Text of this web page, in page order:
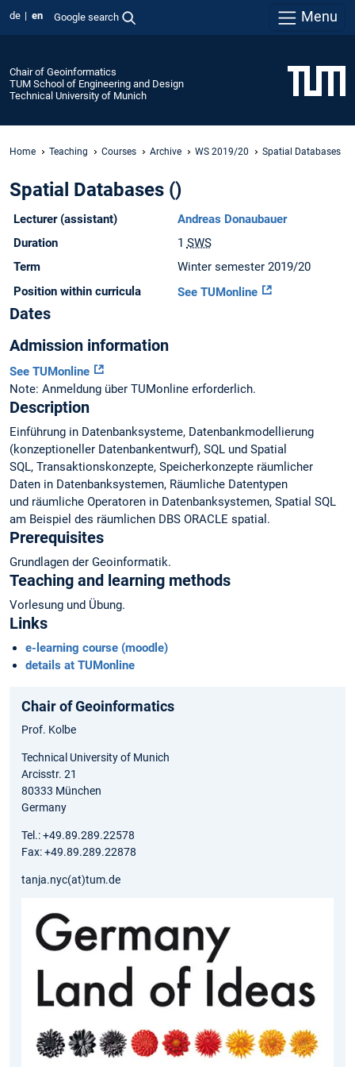
de en Google search Menu
Chair of Geoinformatics
TUM School of Engineering and Design
Technical University of Munich
Home Teaching Courses Archive WS 2019/20 Spatial Databases
Spatial Databases ()
Lecturer (assistant)
Andreas Donaubauer
Duration
1 SWS
Term
Winter semester 2019/20
Position within curricula
See TUMonline
Dates
Admission information
See TUMonline
Note: Anmeldung über TUMonline erforderlich.
Description
Einführung in Datenbanksysteme, Datenbankmodellierung
(konzeptioneller Datenbankentwurf), SQL und Spatial
SQL, Transaktionskonzepte, Speicherkonzepte räumlicher
Daten in Datenbanksystemen, Räumliche Datentypen
und räumliche Operatoren in Datenbanksystemen, Spatial SQL
am Beispiel des räumlichen DBS ORACLE spatial.
Prerequisites
Grundlagen der Geoinformatik.
Teaching and learning methods
Vorlesung und Übung.
Links
e-learning course (moodle)
details at TUMonline
Chair of Geoinformatics
Prof. Kolbe
Technical University of Munich
Arcisstr. 21
80333 München
Germany
Tel.: +49.89.289.22578
Fax: +49.89.289.22878
tanja.nyc(at)tum.de